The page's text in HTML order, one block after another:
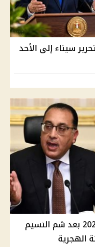
سيناء إلى الأحد
الإجازات الرسمية المتبقية في 2026 بعد شم النسيم
الهجرية